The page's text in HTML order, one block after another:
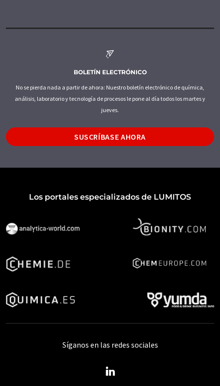
BOLETÍN ELECTRÓNICO
No se pierda nada a partir de ahora: Nuestro boletín electrónico de química,
análisis, laboratorio y tecnología de procesos le pone al día todos los martes y
jueves.
SUSCRÍBASE AHORA
Los portales especializados de LUMITOS
Síganos en las redes sociales